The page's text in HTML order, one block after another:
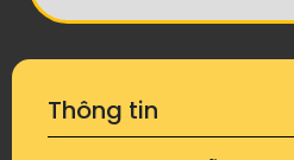
Thông tin